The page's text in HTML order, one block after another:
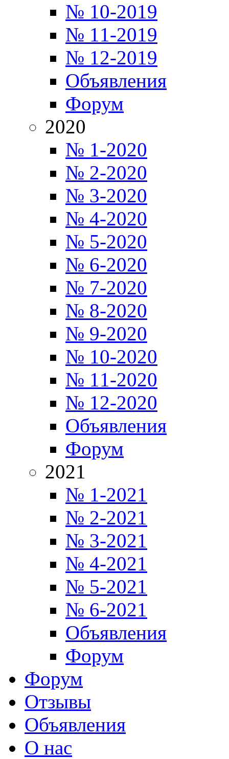
№ 10-2019
№ 11-2019
№ 12-2019
Объявления
Форум
2020
№ 1-2020
№ 2-2020
№ 3-2020
№ 4-2020
№ 5-2020
№ 6-2020
№ 7-2020
№ 8-2020
№ 9-2020
№ 10-2020
№ 11-2020
№ 12-2020
Объявления
Форум
2021
№ 1-2021
№ 2-2021
№ 3-2021
№ 4-2021
№ 5-2021
№ 6-2021
Объявления
Форум
Форум
Отзывы
Объявления
О нас